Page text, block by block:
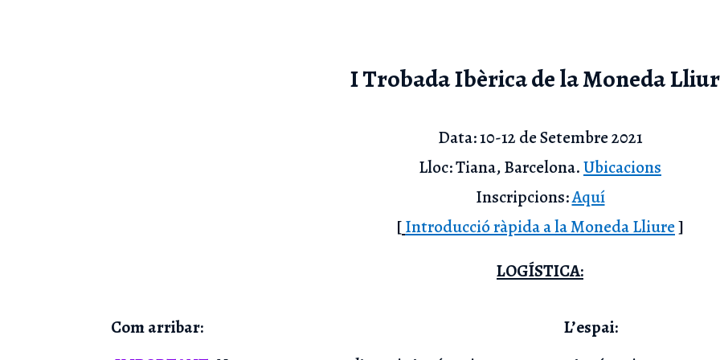
I Trobada Ibèrica de la Moneda
Data: 10-12 de Setembre 2021
Lloc: Tiana, Barcelona.Ubicacions
Inscripcions:Aquí
[Introducció ràpida a la Moneda Lliure]
LOGÍSTICA:
Com arribar:
L’espai: